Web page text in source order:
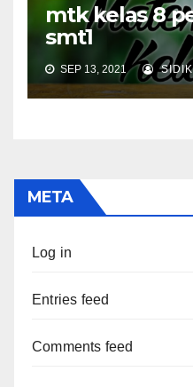
mtk kelas 8
smt1
SEP 13, 2021
META
Log in
Entries feed
Comments feed